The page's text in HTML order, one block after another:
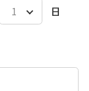
日